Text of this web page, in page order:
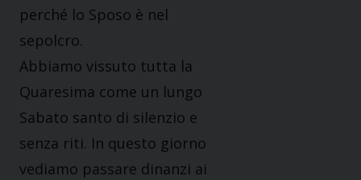
perché lo Sposo è nel
sepolcro.
Abbiamo vissuto tutta la
Quaresima come un lungo
Sabato santo di silenzio e
senza riti. In questo giorno
vediamo passare dinanzi ai